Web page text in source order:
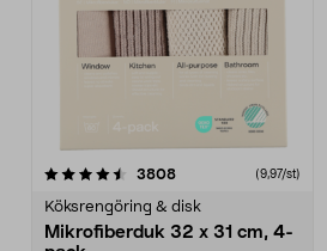
3808recensioner (9,97/st)
Köksrengöring & disk
Mikrofiberduk 32 x 31 cm, 4-
4.0av 5 stjärnor